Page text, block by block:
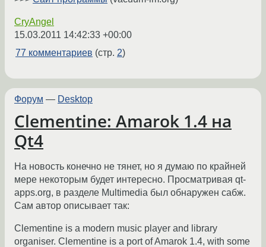
CryAngel
15.03.2011 14:42:33 +00:00
77 комментариев (стр. 2)
Форум — Desktop
Clementine: Amarok 1.4 на
Qt4
На новость конечно не тянет, но я думаю по крайней
мере некоторым будет интересно. Просматривая qt-
apps.org, в разделе Multimedia был обнаружен сабж.
Сам автор описывает так:
Clementine is a modern music player and library
organiser. Clementine is a port of Amarok 1.4, with some